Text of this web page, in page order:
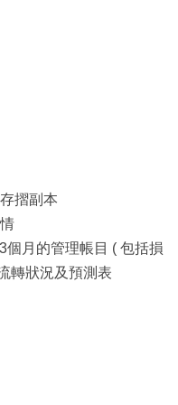
摺副本
個月的管理帳目 ( 包括損
轉狀況及預測表